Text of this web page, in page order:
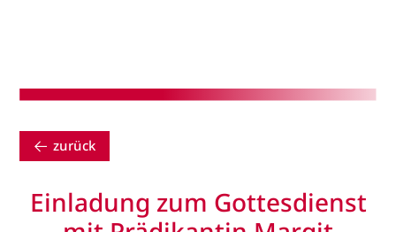
zurück
Einladung zum Gottesdienst